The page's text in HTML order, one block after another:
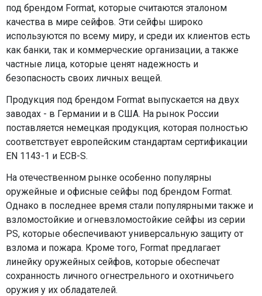
под брендом Format, которые считаются эталоном
качества в мире сейфов. Эти сейфы широко
используются по всему миру, и среди их клиентов есть
как банки, так и коммерческие организации, а также
частные лица, которые ценят надежность и
безопасность своих личных вещей.
Продукция под брендом Format выпускается на двух
заводах - в Германии и в США. На рынок России
поставляется немецкая продукция, которая полностью
соответствует европейским стандартам сертификации
EN 1143-1 и ECB-S.
На отечественном рынке особенно популярны
оружейные и офисные сейфы под брендом Format.
Однако в последнее время стали популярными также и
взломостойкие и огневзломостойкие сейфы из серии
PS, которые обеспечивают универсальную защиту от
взлома и пожара. Кроме того, Format предлагает
линейку оружейных сейфов, которые обеспечат
сохранность личного огнестрельного и охотничьего
оружия у их обладателей.